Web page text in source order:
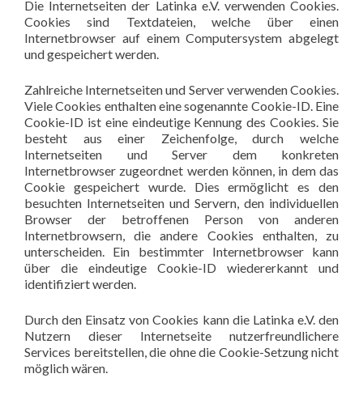
Die Internetseiten der Latinka e.V. verwenden Cookies.
Cookies sind Textdateien, welche über einen
Internetbrowser auf einem Computersystem abgelegt
und gespeichert werden.
Zahlreiche Internetseiten und Server verwenden Cookies.
Viele Cookies enthalten eine sogenannte Cookie-ID. Eine
Cookie-ID ist eine eindeutige Kennung des Cookies. Sie
besteht aus einer Zeichenfolge, durch welche
Internetseiten und Server dem konkreten
Internetbrowser zugeordnet werden können, in dem das
Cookie gespeichert wurde. Dies ermöglicht es den
besuchten Internetseiten und Servern, den individuellen
Browser der betroffenen Person von anderen
Internetbrowsern, die andere Cookies enthalten, zu
unterscheiden. Ein bestimmter Internetbrowser kann
über die eindeutige Cookie-ID wiedererkannt und
identifiziert werden.
Durch den Einsatz von Cookies kann die Latinka e.V. den
Nutzern dieser Internetseite nutzerfreundlichere
Services bereitstellen, die ohne die Cookie-Setzung nicht
möglich wären.